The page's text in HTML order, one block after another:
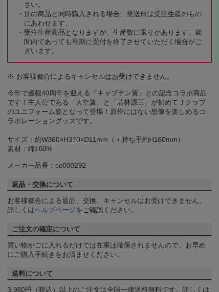
さい。
別の商品と同時購入される場合、発送日は受注生産のもの
にあわせます。
受注生産商品となりますが、生産数に限りがあります。期
間内であっても早期に受付を終了させていただく場合がご
ざいます。
※ お客様都合によるキャンセルはお受けできません。
今年で連載40周年を迎える『キャプテン翼』との記念コラボ商品
です！主人公である「大空翼」と「若林源三」が初めてＪクラブ
のユニフォーム姿となって登場！原作にはない想像を楽しめるコ
ラボレーショングッズです。
サイズ：約W360×H370×D11mm（＋持ち手約H160mm）
素材：綿100%
メーカー品番：co000292
返品・交換について
お客様都合による返品、交換、キャンセルはお受けできません。
詳しくはヘルプページをご確認ください。
ご注文の確定について
買い物かごに入れるだけでは在庫は確保されませんので、お早め
にご購入手続きをお済ませください。
送料について
3,980円（税込）以上のご注文は全国一律送料無料です。詳しくは